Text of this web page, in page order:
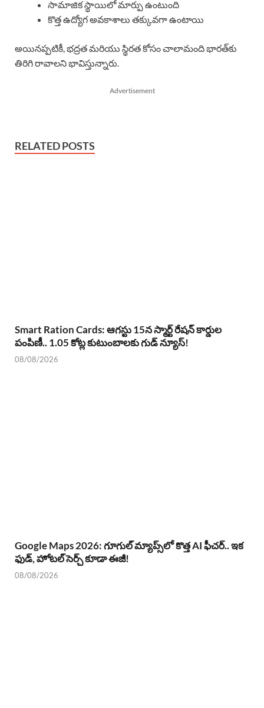
సామాజిక స్థాయిలో మార్పు ఉంటుంది
కొత్త ఉద్యోగ అవకాశాలు తక్కువగా ఉంటాయి
అయినప్పటికీ, భద్రత మరియు స్థిరత కోసం చాలామంది భారత్‌కు
తిరిగి రావాలని భావిస్తున్నారు.
Advertisement
RELATED POSTS
Smart Ration Cards: ఆగస్టు 15న స్మార్ట్ రేషన్ కార్డుల
పంపిణీ.. 1.05 కోట్ల కుటుంబాలకు గుడ్ న్యూస్!
08/08/2026
Google Maps 2026: గూగుల్ మ్యాప్స్‌లో కొత్త AI ఫీచర్.. ఇక
ఫుడ్, హోటల్ సెర్చ్ కూడా ఈజీ!
08/08/2026